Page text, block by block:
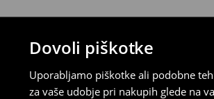
Dovoli piškotke
Uporabljamo piškotke ali podobne
za vaše udobje pri nakupih glede na